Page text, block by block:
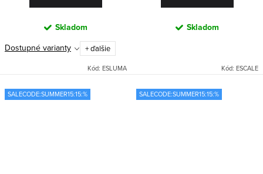
Skladom
Dostupné varianty + ďalšie
Kód: ESLUMA
Skladom
Kód: ESCALE
SALECODE:SUMMER15:15:% SALECODE:SUMMER15:15:%